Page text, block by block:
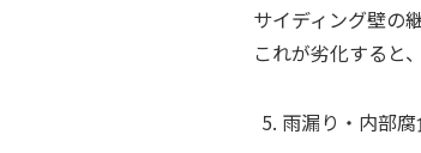
サイディング壁の
これが劣化すると
雨漏り・内部